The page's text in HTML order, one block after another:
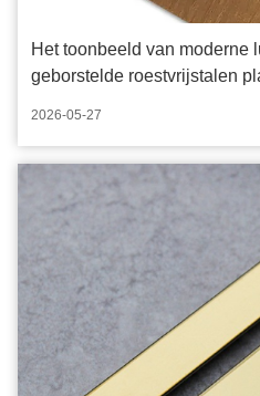
Het toonbeeld van moderne
geborstelde roestvrijstalen
2026-05-27